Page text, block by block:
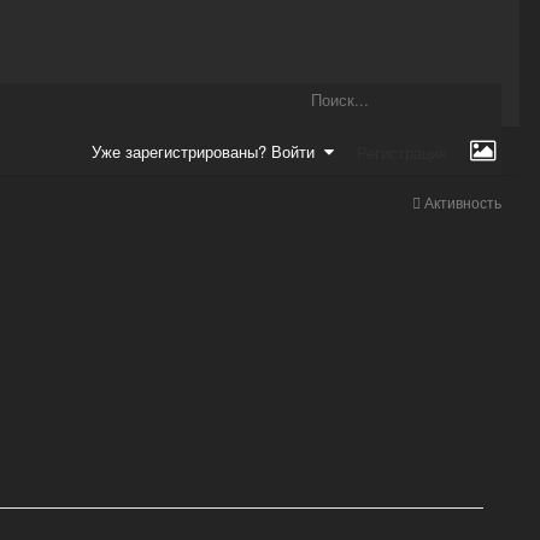
Уже зарегистрированы? Войти
Активность